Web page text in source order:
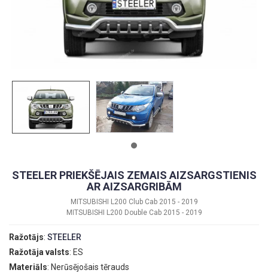
STEELER PRIEKŠĒJAIS ZEMAIS AIZSARGSTIENIS
AR AIZSARGRIBĀM
MITSUBISHI L200 Club Cab 2015 - 2019
MITSUBISHI L200 Double Cab 2015 - 2019
Ražotājs: STEELER
Ražotāja valsts: ES
Materiāls: Nerūsējošais tērauds